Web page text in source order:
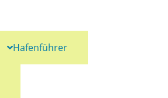
Hafenführer